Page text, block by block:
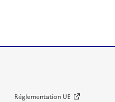
Réglementation UE